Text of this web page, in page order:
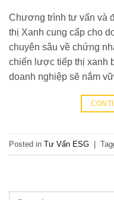
Chương trình tư vấn và
thị Xanh cung cấp cho
chuyên sâu về chứng
chiến lược tiếp thị xanh
doanh nghiệp sẽ nắm
Posted in Tư Vấn ESG